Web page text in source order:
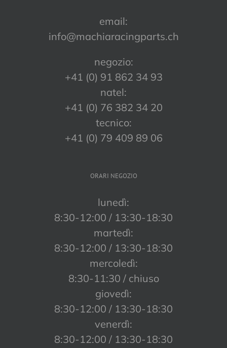
email:
info@machiaracingparts.ch
negozio:
+41 (0) 91 862 34 93
natel:
+41 (0) 76 382 34 20
tecnico:
+41 (0) 79 409 89 06
ORARI NEGOZIO
lunedì:
8:30-12:00 / 13:30-18:30
martedì:
8:30-12:00 / 13:30-18:30
mercoledì:
8:30-11:30 / chiuso
giovedì:
8:30-12:00 / 13:30-18:30
venerdì:
8:30-12:00 / 13:30-18:30